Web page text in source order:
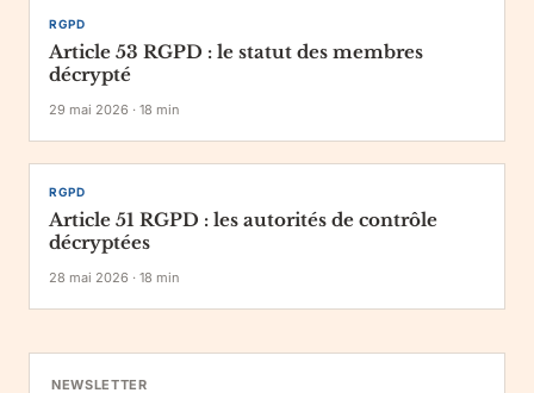
RGPD
Article 53 RGPD : le statut des membres
décrypté
29 mai 2026 · 18 min
RGPD
Article 51 RGPD : les autorités de contrôle
décryptées
28 mai 2026 · 18 min
NEWSLETTER